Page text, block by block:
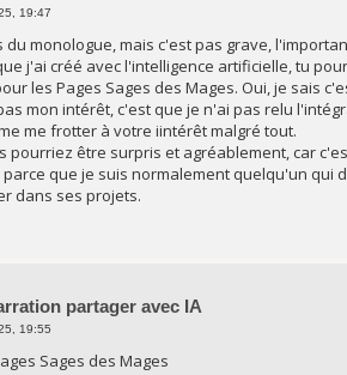
19:47
du monologue, mais c'est pas grave,
j'ai créé avec l'intelligence artificielle, tu
les Pages Sages des Mages. Oui, je sais
mon intérêt, c'est que je n'ai pas relu
me frotter à votre iintérêt malgré tout.
pourriez être surpris et agréablement, car
que je suis normalement quelqu'un qui
dans ses projets.
partager avec IA
19:55
Sages des Mages